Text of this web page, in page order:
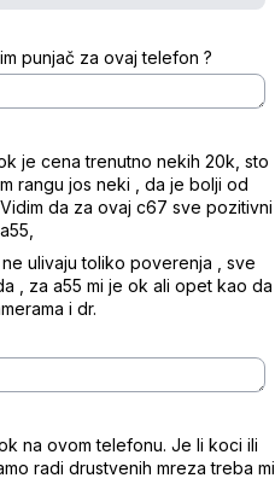
punjač za ovaj telefon ?
je cena trenutno nekih 20k, sto
rangu jos neki , da je bolji od
da za ovaj c67 sve pozitivni
ulivaju toliko poverenja , sve
, za a55 mi je ok ali opet kao da
i dr.
na ovom telefonu. Je li koci ili
radi drustvenih mreza treba mi